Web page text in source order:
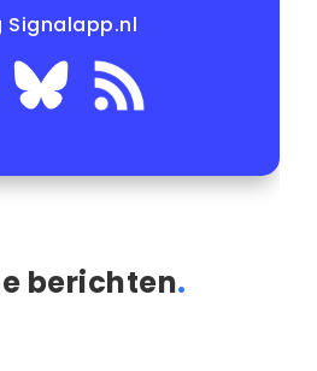
Signalapp.nl
berichten.